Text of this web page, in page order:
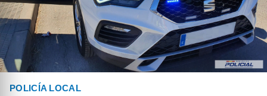
POLICÍA LOCAL